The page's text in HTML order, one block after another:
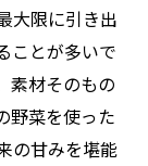
大限に引き出
ことが多いで
素材そのもの
野菜を使った
の甘みを堪能